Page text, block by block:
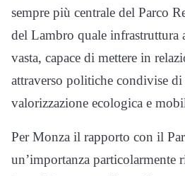
sempre più centrale del Parco
del Lambro quale infrastruttura
vasta, capace di mettere in
attraverso politiche condivise di
valorizzazione ecologica e
Per Monza il rapporto con il
un’importanza particolarmente